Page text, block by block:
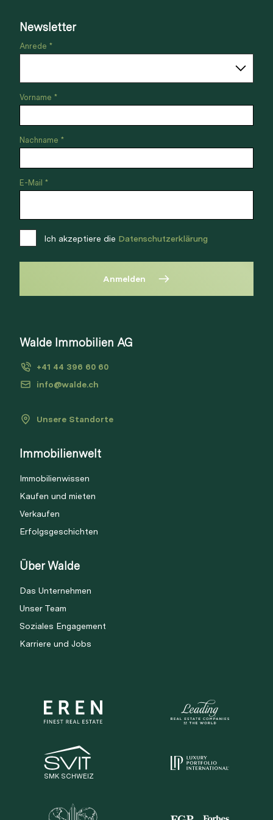
erstellen.
Login
Walde Immobilien AG
+41 44 396 60 60
info@walde.ch
Unsere Standorte
Immobilienwelt
Immobilienwissen
Kaufen und mieten
Verkaufen
Erfolgsgeschichten
Über Walde
Das Unternehmen
Unser Team
Soziales Engagement
Karriere und Jobs
SMK SCHWEIZ
Newsletter
Anrede *
Vorname *
Nachname *
E-Mail *
Ich akzeptiere die Datenschutzerklärung
Anmelden
Via Link
Link kopieren